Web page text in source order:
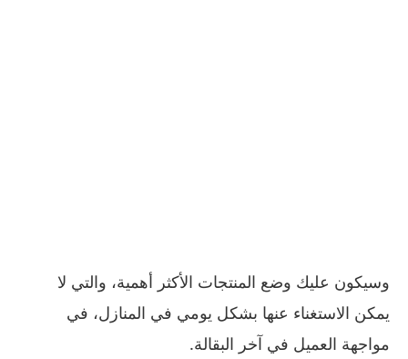
وسيكون عليك وضع المنتجات الأكثر أهمية، والتي لا
يمكن الاستغناء عنها بشكل يومي في المنازل، في
مواجهة العميل في آخر البقالة.